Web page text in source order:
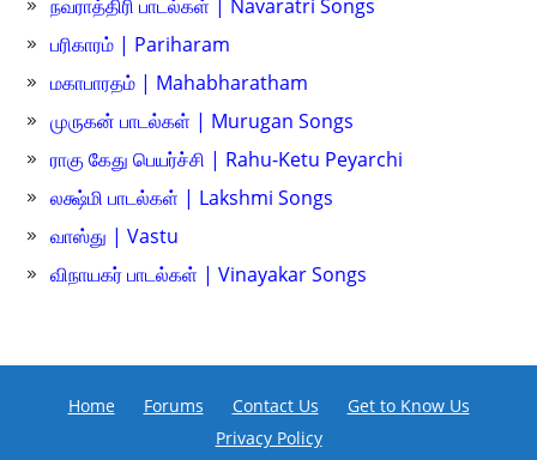
நவராத்திரி பாடல்கள் | Navaratri Songs
பரிகாரம் | Pariharam
மகாபாரதம் | Mahabharatham
முருகன் பாடல்கள் | Murugan Songs
ராகு கேது பெயர்ச்சி | Rahu-Ketu Peyarchi
லக்ஷ்மி பாடல்கள் | Lakshmi Songs
வாஸ்து | Vastu
விநாயகர் பாடல்கள் | Vinayakar Songs
Home Forums Contact Us
Get to Know Us
Privacy Policy